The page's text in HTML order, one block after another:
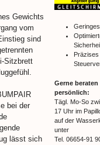
Gewichts
vom
sind
Sitzbrett
bei der
lässt sich
Präzises
Gerne
persönlich:
Tägl. Mo-So
17 Uhr im
auf der
unter
Tel. 06654-91